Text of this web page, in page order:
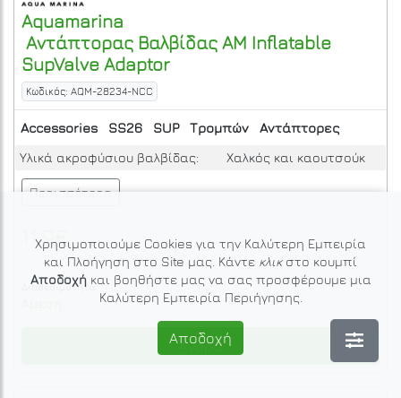
Aquamarina
Αντάπτορας Βαλβίδας AM Inflatable
SupValve Adaptor
Κωδικός: AQM-28234-NCC
Accessories SS26 SUP Τρομπών
Αντάπτορες
Υλικά ακροφύσιου βαλβίδας:
Χαλκός και καουτσούκ
Περισσότερα
11.9€
Διαθεσιμότητα:
Αγορά
Χρησιμοποιούμε Cookies για την Καλύτερη Εμπειρία
και Πλοήγηση στο Site μας. Κάντε κλικ στο κουμπί
Αποδοχήκαι βοηθήστε μας να σας προσφέρουμε μια
Καλύτερη Εμπειρία Περιήγησης.
Αποδοχή